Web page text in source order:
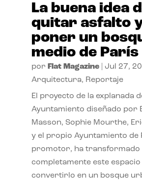
La buena idea
quitar asfalto
poner un
medio de París
por Flat Magazine| Jul 27,
Arquitectura, Reportaje
El proyecto de la explanada
Ayuntamiento diseñado por
Masson, Sophie Mourthe,
y el propio Ayuntamiento de
promotor, ha transformado
completamente este
convertirlo en un bosque